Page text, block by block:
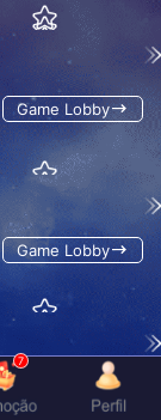
Game Lobby
Game Lobby
Game Lobby
7